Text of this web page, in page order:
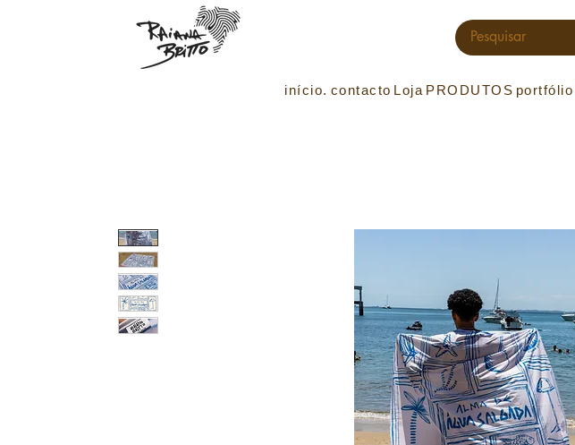
início. contacto Loja PRODUTOS portfólio